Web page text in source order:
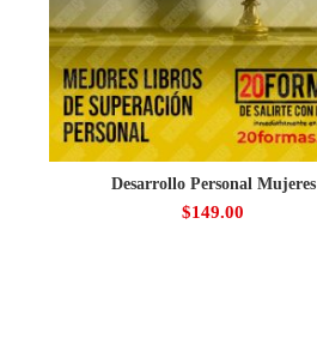
Desarrollo Personal Mujeres
$149.00